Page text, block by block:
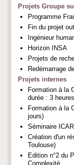
Projets Groupe
Programme
Fin du projet
Ingénieur
Horizon INSA
Projets de
Redémarrage
Projets internes
Formation à la
durée : 3
Formation à la
jours)
Séminaire
Création d'un
Toulouse)
Edition n°2 du
Complexité